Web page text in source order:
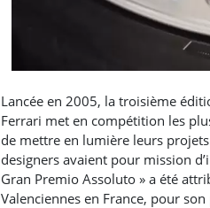
Lancée en 2005, la troisième
Ferrari met en compétition les
de mettre en lumière leurs
designers avaient pour mission
Gran Premio Assoluto » a été
Valenciennes en France, pour